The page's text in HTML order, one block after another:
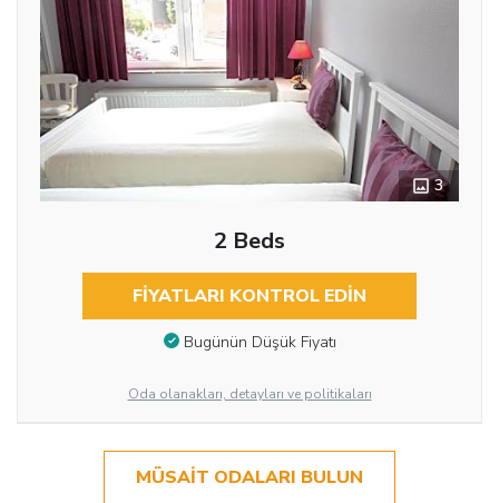
3
2 Beds
FIYATLARI KONTROL EDIN
Bugünün Düşük Fiyatı
Oda olanakları, detayları ve politikaları
MÜSAIT ODALARI BULUN